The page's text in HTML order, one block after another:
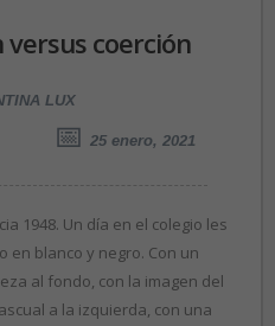
versus coerción
LUX
25 enero, 2021
1948. Un día en el colegio les
en blanco y negro. Con un
al fondo, con la imagen del
a la izquierda, con una